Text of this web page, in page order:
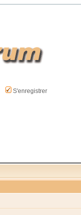
S'enregistrer